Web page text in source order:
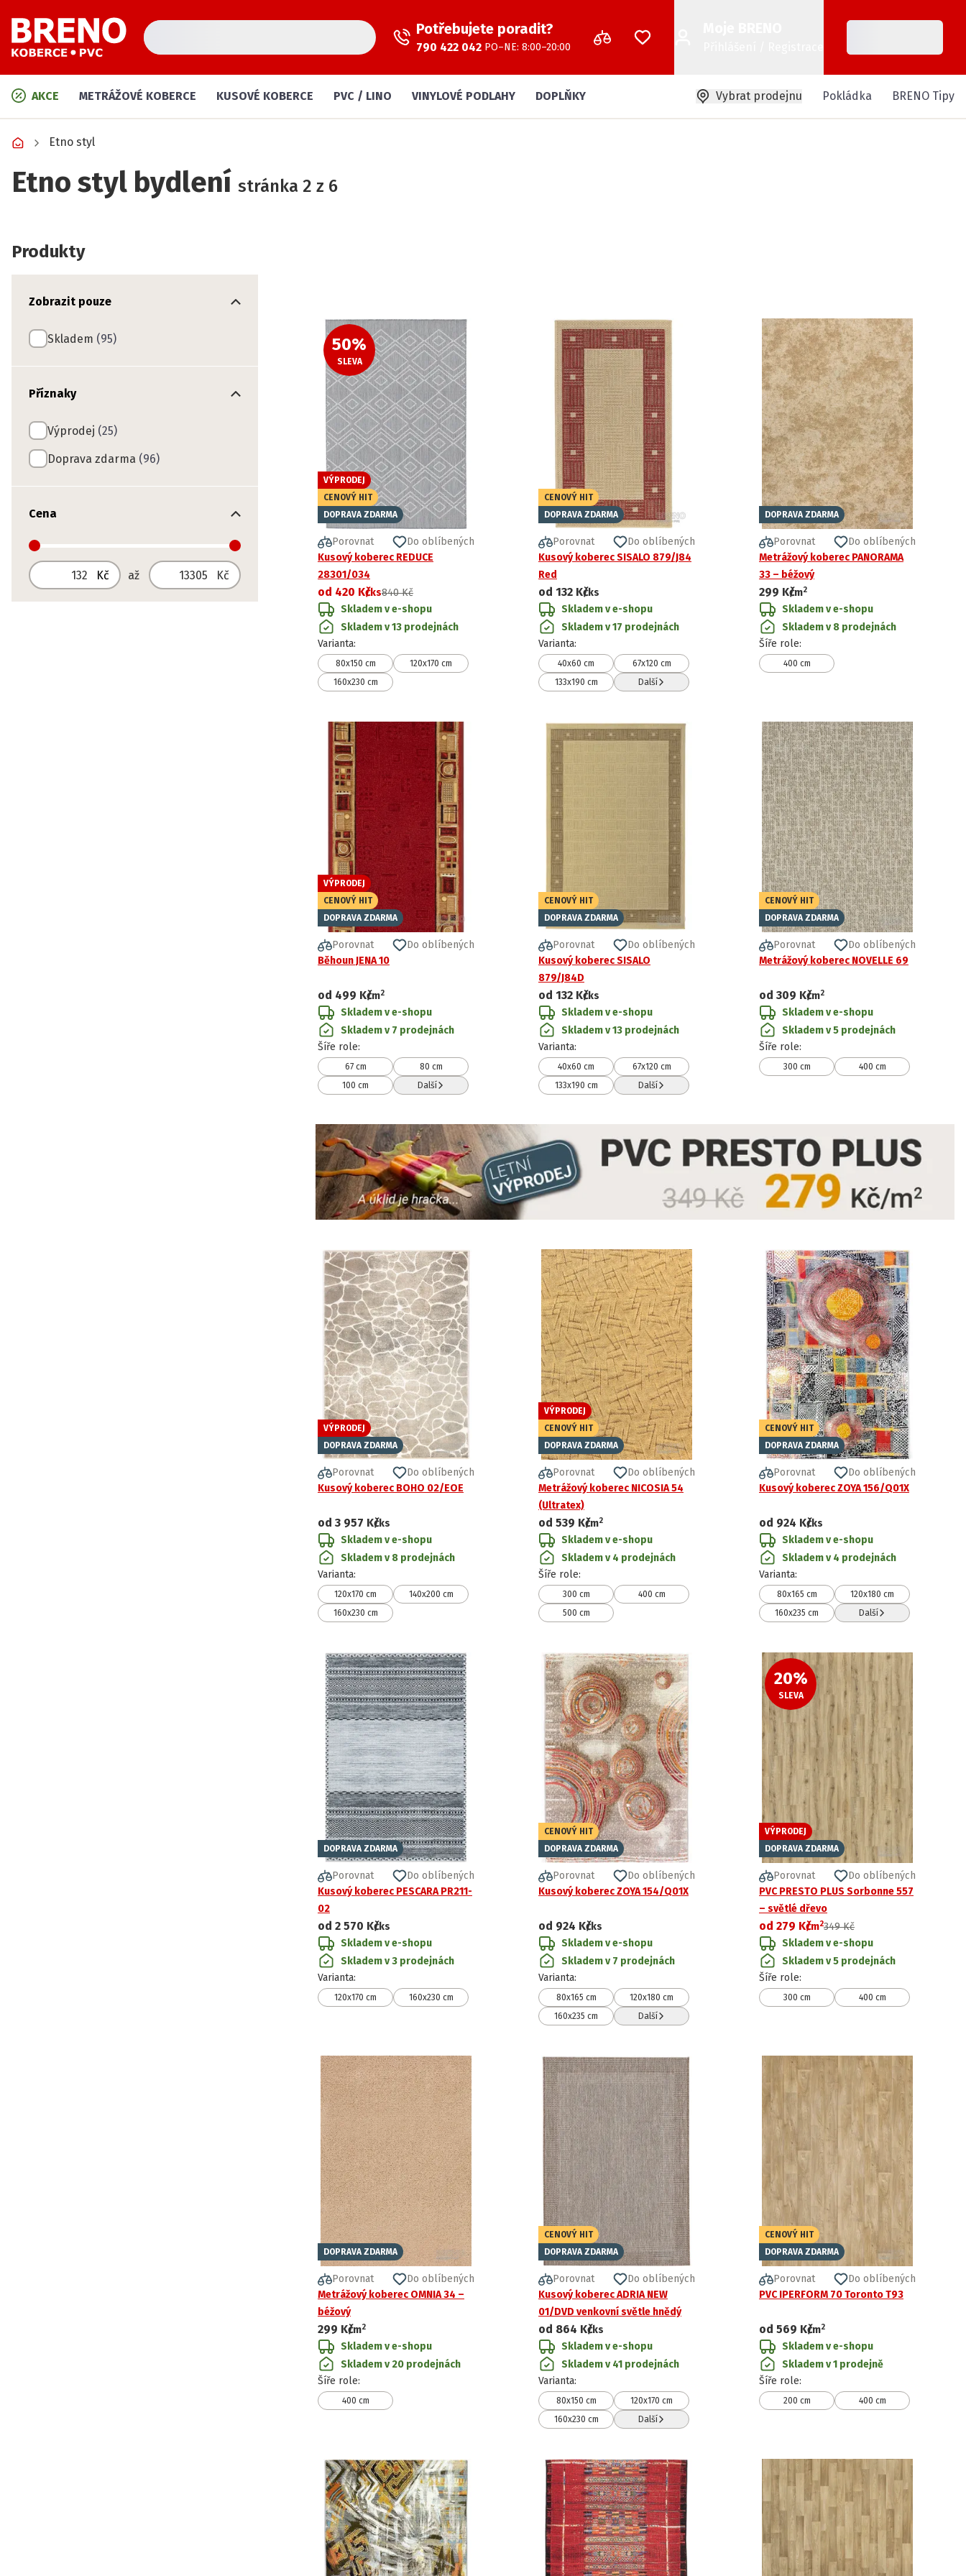
Potřebujete poradit?
790 422 042 PO–NE: 8:00–20:00
AKCE METRÁŽOVÉ KOBERCE KUSOVÉ KOBERCE PVC / LINO VINYLOVÉ PODLAHY DOPLŇKY Vybrat prodejnu Pokládka BRENO Tipy
Etno styl
Etno styl bydlení stránka 2 z 6
Produkty
Zobrazit pouze
Skladem (95)
Příznaky
Výprodej (25)
Doprava zdarma (96)
Cena
Od
Kč až
Do
Kč
50%
SLEVA
VÝPRODEJ
CENOVÝ HIT
DOPRAVA ZDARMA
Porovnat
Do oblíbených
Kusový koberec REDUCE
28301/034
od 420 Kč/ks840 Kč
Skladem v e-shopu
Skladem v 13 prodejnách
Varianta:
80x150 cm
120x170 cm
160x230 cm
CENOVÝ HIT
DOPRAVA ZDARMA
Porovnat
Do oblíbených
Kusový koberec SISALO 879/J84
Red
od 132 Kč/ks
Skladem v e-shopu
Skladem v 17 prodejnách
Varianta:
40x60 cm
67x120 cm
133x190 cm
Další
DOPRAVA ZDARMA
Porovnat
Do oblíbených
Metrážový koberec PANORAMA
33 – béžový
299 Kč
/m2
Skladem v e-shopu
Skladem v 8 prodejnách
Šíře role:
400 cm
VÝPRODEJ
CENOVÝ HIT
DOPRAVA ZDARMA
Porovnat
Do oblíbených
Běhoun JENA 10
od 499 Kč
/m2
Skladem v e-shopu
Skladem v 7 prodejnách
Šíře role:
67 cm
80 cm
100 cm
Další
CENOVÝ HIT
DOPRAVA ZDARMA
Porovnat
Do oblíbených
Kusový koberec SISALO
879/J84D
od 132 Kč/ks
Skladem v e-shopu
Skladem v 13 prodejnách
Varianta:
40x60 cm
67x120 cm
133x190 cm
Další
CENOVÝ HIT
DOPRAVA ZDARMA
Porovnat
Do oblíbených
Metrážový koberec NOVELLE 69
od 309 Kč
/m2
Skladem v e-shopu
Skladem v 5 prodejnách
Šíře role:
300 cm 400 cm
VÝPRODEJ
DOPRAVA ZDARMA
Porovnat
Do oblíbených
Kusový koberec BOHO 02/EOE
od 3 957 Kč/ks
Skladem v e-shopu
Skladem v 8 prodejnách
Varianta:
120x170 cm
140x200 cm
160x230 cm
VÝPRODEJ
CENOVÝ HIT
DOPRAVA ZDARMA
Porovnat
Do oblíbených
Metrážový koberec NICOSIA 54
(Ultratex)
od 539 Kč
/m2
Skladem v e-shopu
Skladem v 4 prodejnách
Šíře role:
300 cm
400 cm
500 cm
CENOVÝ HIT
DOPRAVA ZDARMA
Porovnat
Do oblíbených
Kusový koberec ZOYA 156/Q01X
od 924 Kč/ks
Skladem v e-shopu
Skladem v 4 prodejnách
Varianta:
80x165 cm
120x180 cm
160x235 cm
Další
DOPRAVA ZDARMA
Porovnat
Do oblíbených
Kusový koberec PESCARA PR211-
02
od 2 570 Kč/ks
Skladem v e-shopu
Skladem v 3 prodejnách
Varianta:
120x170 cm 160x230 cm
CENOVÝ HIT
DOPRAVA ZDARMA
Porovnat
Do oblíbených
Kusový koberec ZOYA 154/Q01X
od 924 Kč/ks
Skladem v e-shopu
Skladem v 7 prodejnách
Varianta:
80x165 cm
120x180 cm
160x235 cm
Další
20%
SLEVA
VÝPRODEJ
DOPRAVA ZDARMA
Porovnat
Do oblíbených
PVC PRESTO PLUS Sorbonne 557
– světlé dřevo
od 279 Kč
/m2349 Kč
Skladem v e-shopu
Skladem v 5 prodejnách
Šíře role:
300 cm 400 cm
DOPRAVA ZDARMA
Porovnat
Do oblíbených
Metrážový koberec OMNIA 34 –
béžový
299 Kč
/m2
Skladem v e-shopu
Skladem v 20 prodejnách
Šíře role:
400 cm
CENOVÝ HIT
DOPRAVA ZDARMA
Porovnat
Do oblíbených
Kusový koberec ADRIA NEW
01/DVD venkovní světle hnědý
od 864 Kč/ks
Skladem v e-shopu
Skladem v 41 prodejnách
Varianta:
80x150 cm
120x170 cm
160x230 cm
Další
CENOVÝ HIT
DOPRAVA ZDARMA
Porovnat
Do oblíbených
PVC IPERFORM 70 Toronto T93
od 569 Kč
/m2
Skladem v e-shopu
Skladem v 1 prodejně
Šíře role:
200 cm 400 cm